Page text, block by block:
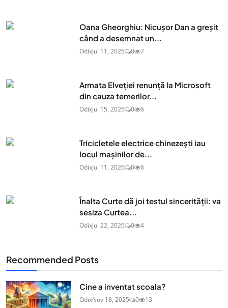
Oana Gheorghiu: Nicușor Dan a greșit
când a desemnat un...
OdixJul 11, 2026 0 7
Armata Elveției renunță la Microsoft
din cauza temerilor...
OdixJul 15, 2026 0 6
Tricicletele electrice chinezești iau
locul mașinilor de...
OdixJul 11, 2026 0 6
Înalta Curte dă joi testul sincerității: va
sesiza Curtea...
OdixJul 22, 2026 0 4
Recommended Posts
Cine a inventat scoala?
OdixNov 18, 2025 0 13